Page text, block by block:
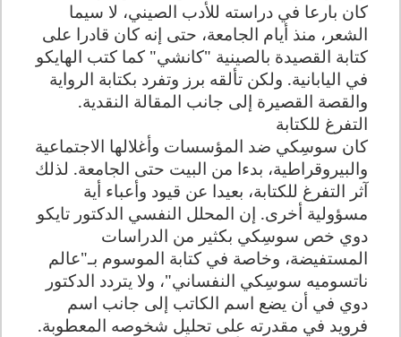
كان بارعا في دراسته للأدب الصيني، لا سيما
الشعر، منذ أيام الجامعة، حتى إنه كان قادرا على
كتابة القصيدة بالصينية "كانشي" كما كتب الهايكو
في اليابانية. ولكن تألقه برز وتفرد بكتابة الرواية
والقصة القصيرة إلى جانب المقالة النقدية.
التفرغ للكتابة
كان سوسِكي ضد المؤسسات وأغلالها الاجتماعية
والبيروقراطية، بدءا من البيت حتى الجامعة. لذلك
آثر التفرغ للكتابة، بعيدا عن قيود وأعباء أية
مسؤولية أخرى. إن المحلل النفسي الدكتور تايكو
دوي خص سوسِكي بكثير من الدراسات
المستفيضة، وخاصة في كتابة الموسوم بـ"عالم
ناتسوميه سوسِكي النفساني"، ولا يتردد الدكتور
دوي في أن يضع اسم الكاتب إلى جانب اسم
فرويد في مقدرته على تحليل شخوصه المعطوبة.